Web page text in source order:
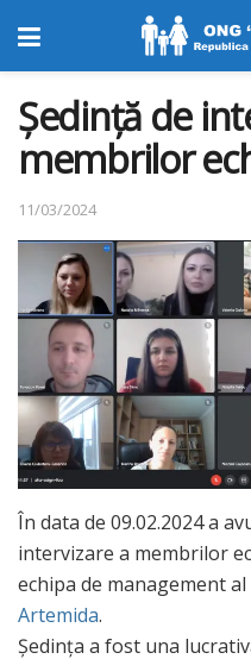
Ședință de
membrilor
11/03/2024
În data de 09.02.2024 a
intervizare a membrilor
echipa de management al
Artemida.
Ședința a fost una